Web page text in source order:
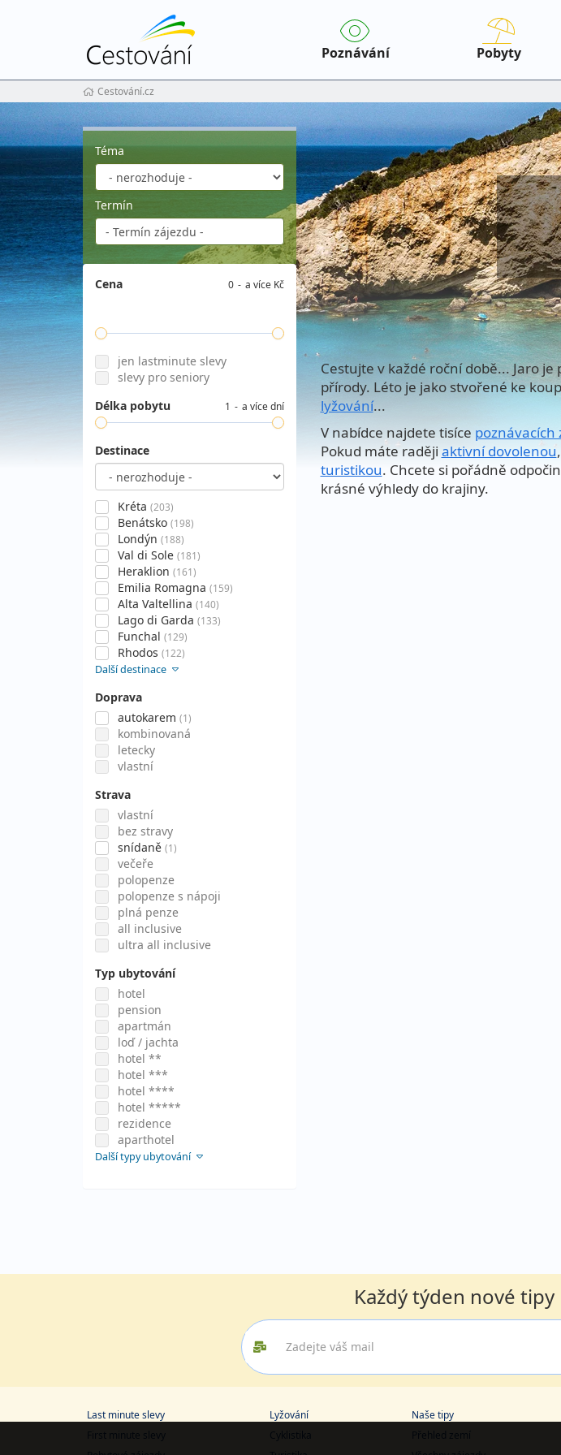
Poznávání Pobyty
Cestování.cz
Téma
Termín
Cena 0 a více Kč
jen lastminute slevy
slevy pro seniory
Délka pobytu
1 a více dní
Destinace
Kréta (203)
Benátsko (198)
Londýn (188)
Val di Sole (181)
Heraklion (161)
Emilia Romagna (159)
Alta Valtellina (140)
Lago di Garda (133)
Funchal (129)
Rhodos (122)
Další destinace
Doprava
autokarem (1)
kombinovaná
letecky
vlastní
Strava
vlastní
bez stravy
snídaně (1)
večeře
polopenze
polopenze s nápoji
plná penze
all inclusive
ultra all inclusive
Typ ubytování
hotel
pension
apartmán
loď / jachta
hotel **
hotel ***
hotel ****
hotel *****
rezidence
aparthotel
Další typy ubytování
Cestujte v každé roční době... Jaro
přírody. Léto je jako stvořené ke
lyžování...
V nabídce najdete tisíce poznávacích
Pokud máte raději aktivní dovolenou
turistikou. Chcete si pořádně
krásné výhledy do krajiny.
Každý týden nové
Last minute slevy
First minute slevy
Lyžování
Cyklistika
Naše tipy
Přehled zemí